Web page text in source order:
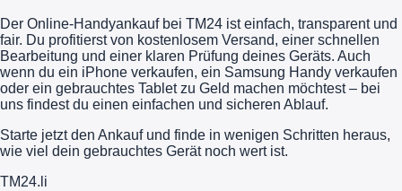
Der Online-Handyankauf bei TM24 ist einfach, transparent und
fair. Du profitierst von kostenlosem Versand, einer schnellen
Bearbeitung und einer klaren Prüfung deines Geräts. Auch
wenn du ein iPhone verkaufen, ein Samsung Handy verkaufen
oder ein gebrauchtes Tablet zu Geld machen möchtest – bei
uns findest du einen einfachen und sicheren Ablauf.
Starte jetzt den Ankauf und finde in wenigen Schritten heraus,
wie viel dein gebrauchtes Gerät noch wert ist.
TM24.li